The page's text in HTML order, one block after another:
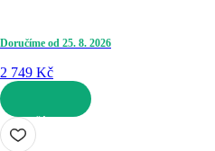
Doručíme od 25. 8. 2026
2 749 Kč
DO KOŠÍKU